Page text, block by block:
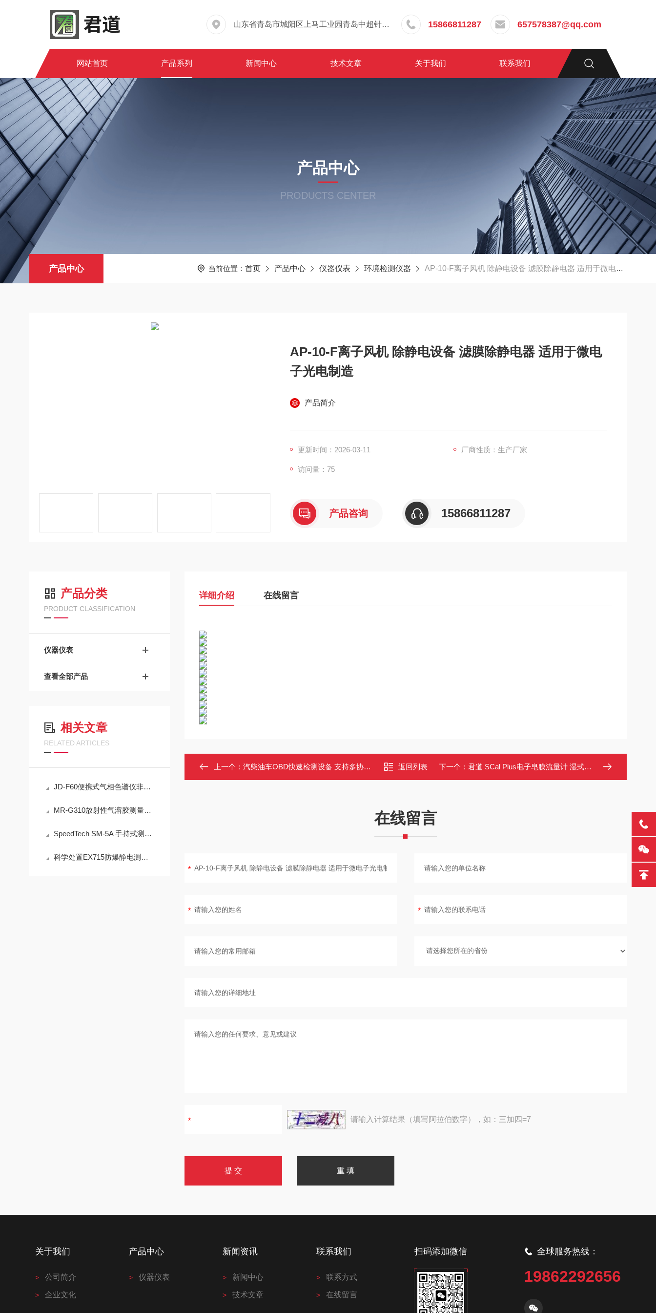
山东省青岛市城阳区上马工业园青岛中超针织有限公司院内东办公楼三层 15866811287 657578387@qq.com
网站首页 产品系列 新闻中心 技术文章 关于我们 联系我们
产品中心
PRODUCTS CENTER
产品中心 当前位置： 首页 产品中心 仪器仪表 环境检测仪器 AP-10-F离子风机 除静电设备 滤膜除静电器 适用于微电子光电制造
AP-10-F离子风机 除静电设备 滤膜除静电器 适用于微电
子光电制造
产品简介
更新时间：2026-03-11 厂商性质：生产厂家
访问量：75
产品咨询 15866811287
产品分类
PRODUCT CLASSIFICATION
仪器仪表
查看全部产品
相关文章
RELATED ARTICLES
JD-F60便携式气相色谱仪非甲烷总烃现场快速检测技术方案
MR-G310放射性气溶胶测量仪：IP65防护与-40℃~+50℃宽温工作能力
SpeedTech SM-5A 手持式测深仪声学测量原理与性能分析
科学处置EX715防爆静电测试仪故障可有效保障检测工作正常开展
详细介绍 在线留言
上一个： 汽柴油车OBD快速检测设备 支持多协议 安卓智能系统 三级故障诊断 返回列表 下一个： 君道 SCal Plus电子皂膜流量计 湿式校准仪 标定设备 符合JJG 586-2006
在线留言
请输入计算结果（填写阿拉伯数字），如：三加四=7
关于我们
公司简介
企业文化
产品中心
仪器仪表
新闻资讯
新闻中心
技术文章
联系我们
联系方式
在线留言
扫码添加微信 全球服务热线：
19862292656